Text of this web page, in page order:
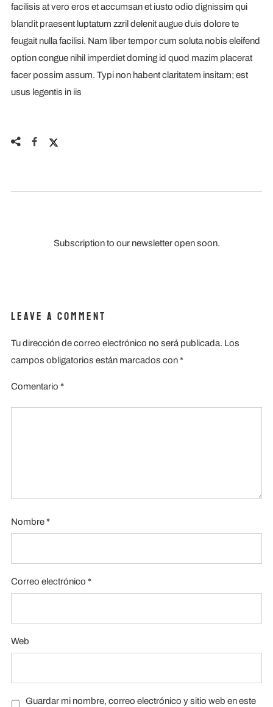
facilisis at vero eros et accumsan et iusto odio dignissim qui
blandit praesent luptatum zzril delenit augue duis dolore te
feugait nulla facilisi. Nam liber tempor cum soluta nobis eleifend
option congue nihil imperdiet doming id quod mazim placerat
facer possim assum. Typi non habent claritatem insitam; est
usus legentis in iis
Subscription to our newsletter open soon.
Leave a Comment
Tu dirección de correo electrónico no será publicada. Los
campos obligatorios están marcados con*
Comentario *
Nombre*
Correo electrónico *
Web
Guardar mi nombre, correo electrónico y sitio web en este